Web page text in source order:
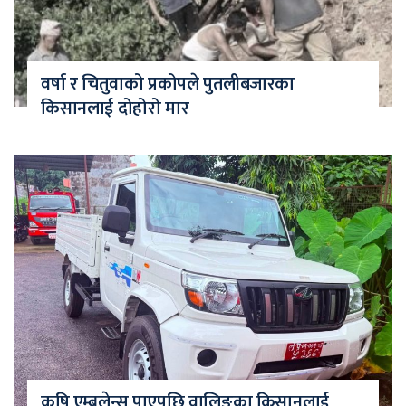
वर्षा र चितुवाको प्रकोपले पुतलीबजारका
किसानलाई दोहोरो मार